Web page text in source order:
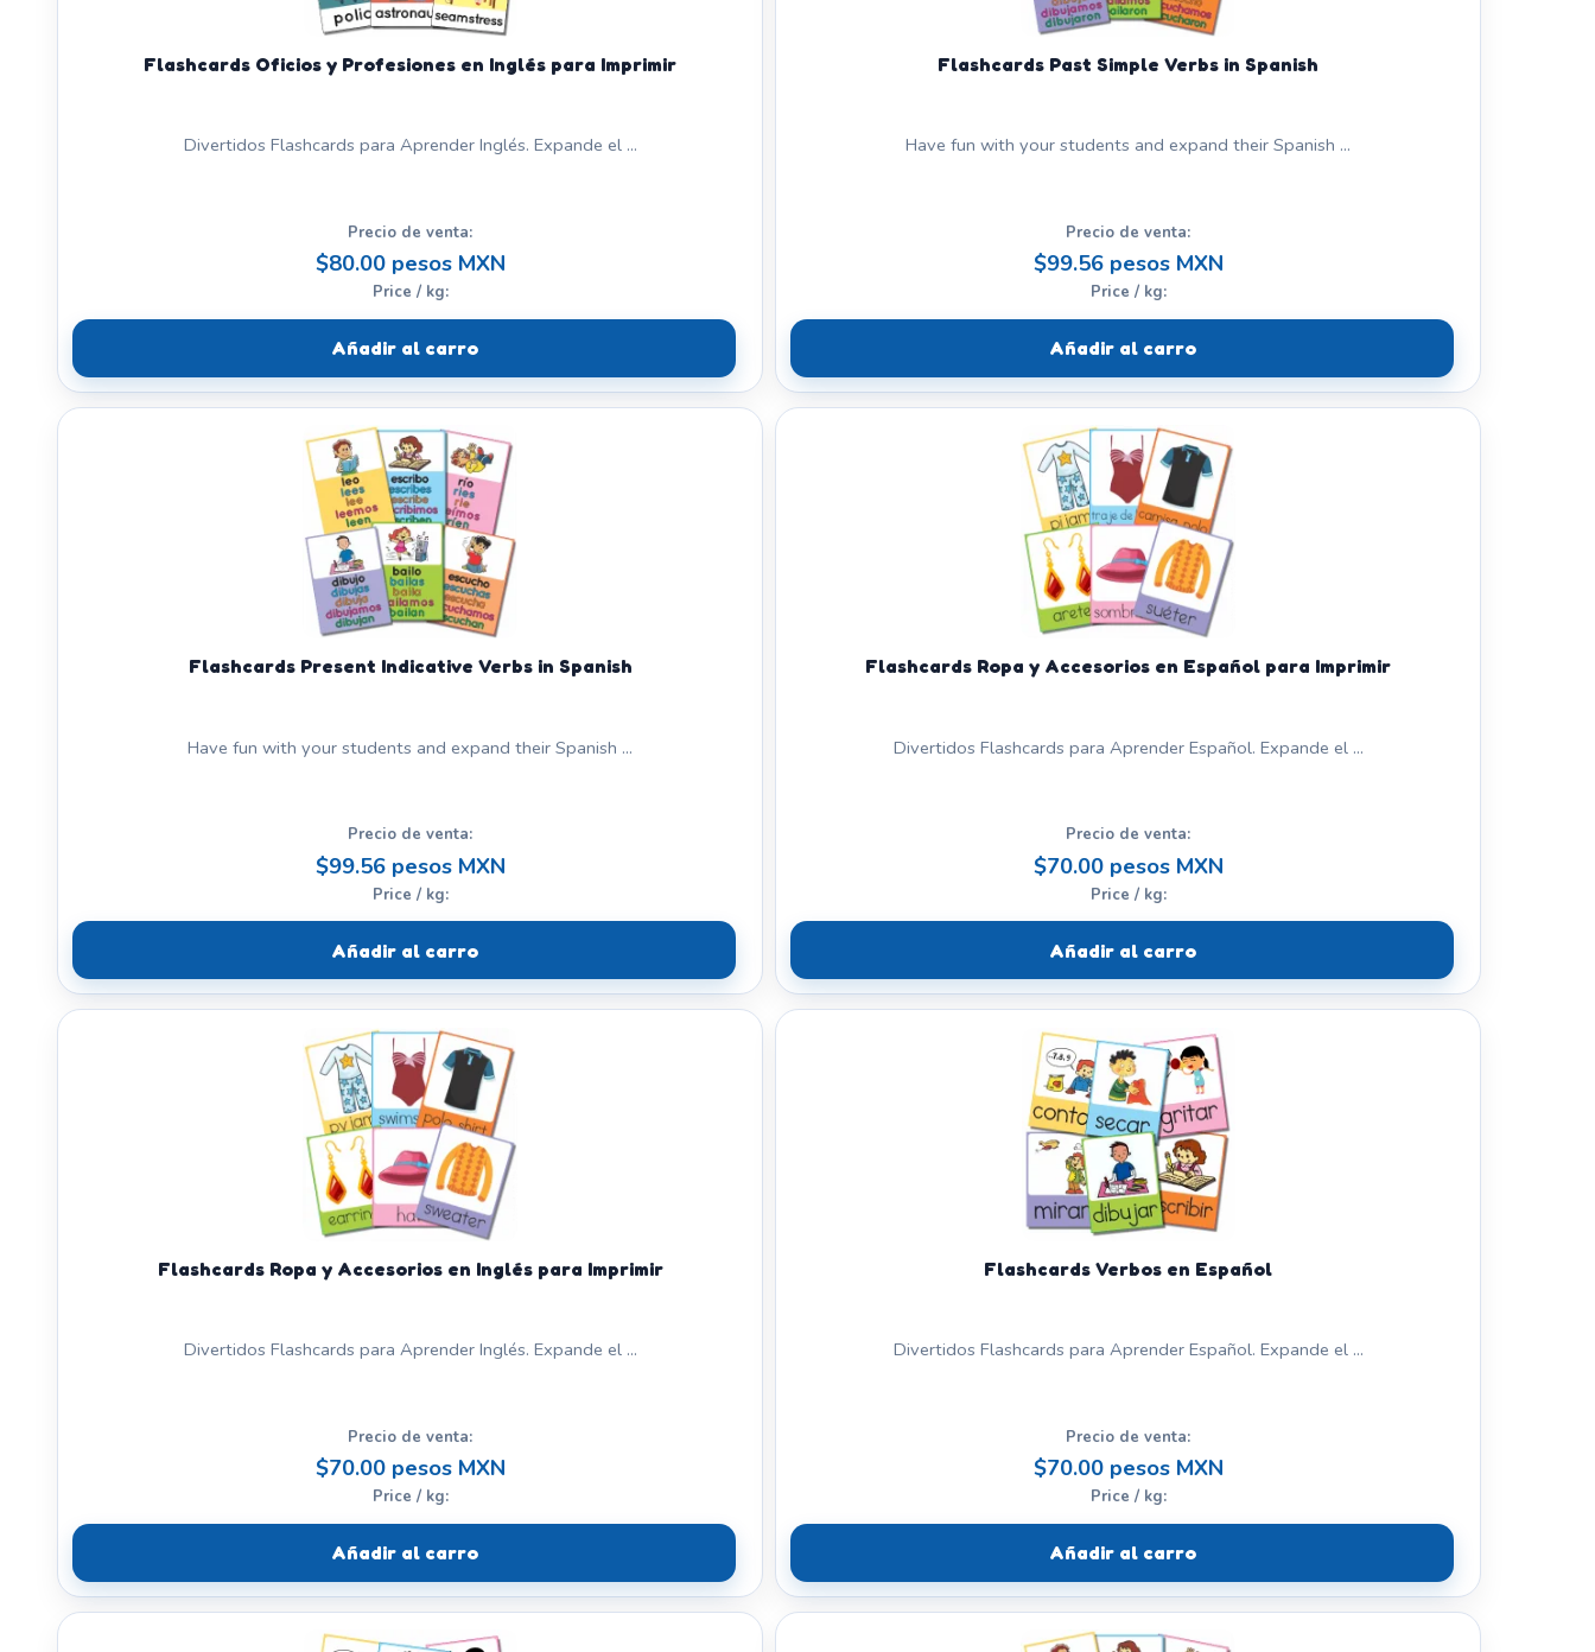
Flashcards Oficios y Profesiones en Inglés para Imprimir
Divertidos Flashcards para Aprender Inglés. Expande el ...
Precio de venta:
$80.00 pesos MXN
Price / kg:
Añadir al carro
Flashcards Past Simple Verbs in Spanish
Have fun with your students and expand their Spanish ...
Precio de venta:
$99.56 pesos MXN
Price / kg:
Añadir al carro
Flashcards Present Indicative Verbs in Spanish
Have fun with your students and expand their Spanish ...
Precio de venta:
$99.56 pesos MXN
Price / kg:
Añadir al carro
Flashcards Ropa y Accesorios en Español para Imprimir
Divertidos Flashcards para Aprender Español. Expande el ...
Precio de venta:
$70.00 pesos MXN
Price / kg:
Añadir al carro
Flashcards Ropa y Accesorios en Inglés para Imprimir
Divertidos Flashcards para Aprender Inglés. Expande el ...
Precio de venta:
$70.00 pesos MXN
Price / kg:
Añadir al carro
Flashcards Verbos en Español
Divertidos Flashcards para Aprender Español. Expande el ...
Precio de venta:
$70.00 pesos MXN
Price / kg:
Añadir al carro